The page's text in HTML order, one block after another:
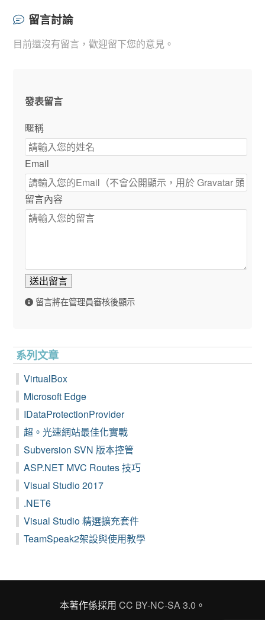
留言討論
目前還沒有留言，歡迎留下您的意見。
發表留言
暱稱
Email
留言內容
送出留言
留言將在管理員審核後顯示
系列文章
VirtualBox
Microsoft Edge
IDataProtectionProvider
超。光速網站最佳化實戰
Subversion SVN 版本控管
ASP.NET MVC Routes 技巧
Visual Studio 2017
.NET6
Visual Studio 精選擴充套件
TeamSpeak2架設與使用教學
本著作係採用 CC BY-NC-SA 3.0 。